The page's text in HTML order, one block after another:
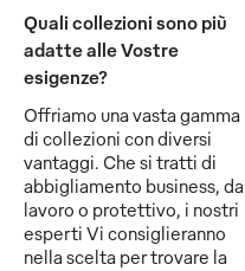
Quali collezioni sono più
adatte alle Vostre
esigenze?
Offriamo una vasta gamma
di collezioni con diversi
vantaggi. Che si tratti di
abbigliamento business, da
lavoro o protettivo, i nostri
esperti Vi consiglieranno
nella scelta per trovare la